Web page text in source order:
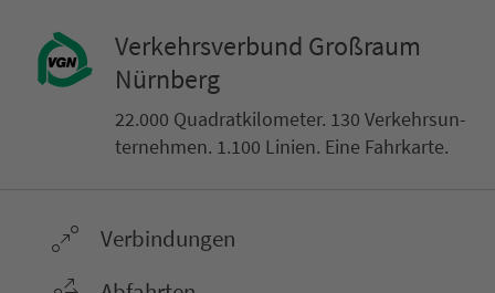
Ver­kehrs­ver­bund Groß­raum
Nürn­berg
22.000 Qua­drat­ki­lo­me­ter. 130 Ver­kehrs­un­
ter­neh­men. 1.100 Linien. Eine Fahr­kar­te.
Ver­bin­dungen